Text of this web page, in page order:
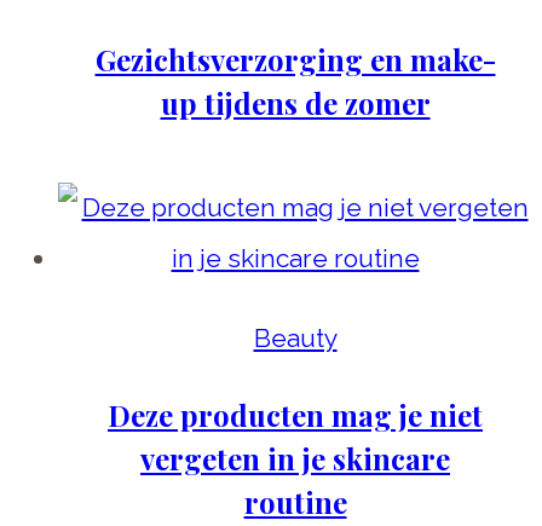
Gezichtsverzorging en make-
up tijdens de zomer
Beauty
Deze producten mag je niet
vergeten in je skincare
routine